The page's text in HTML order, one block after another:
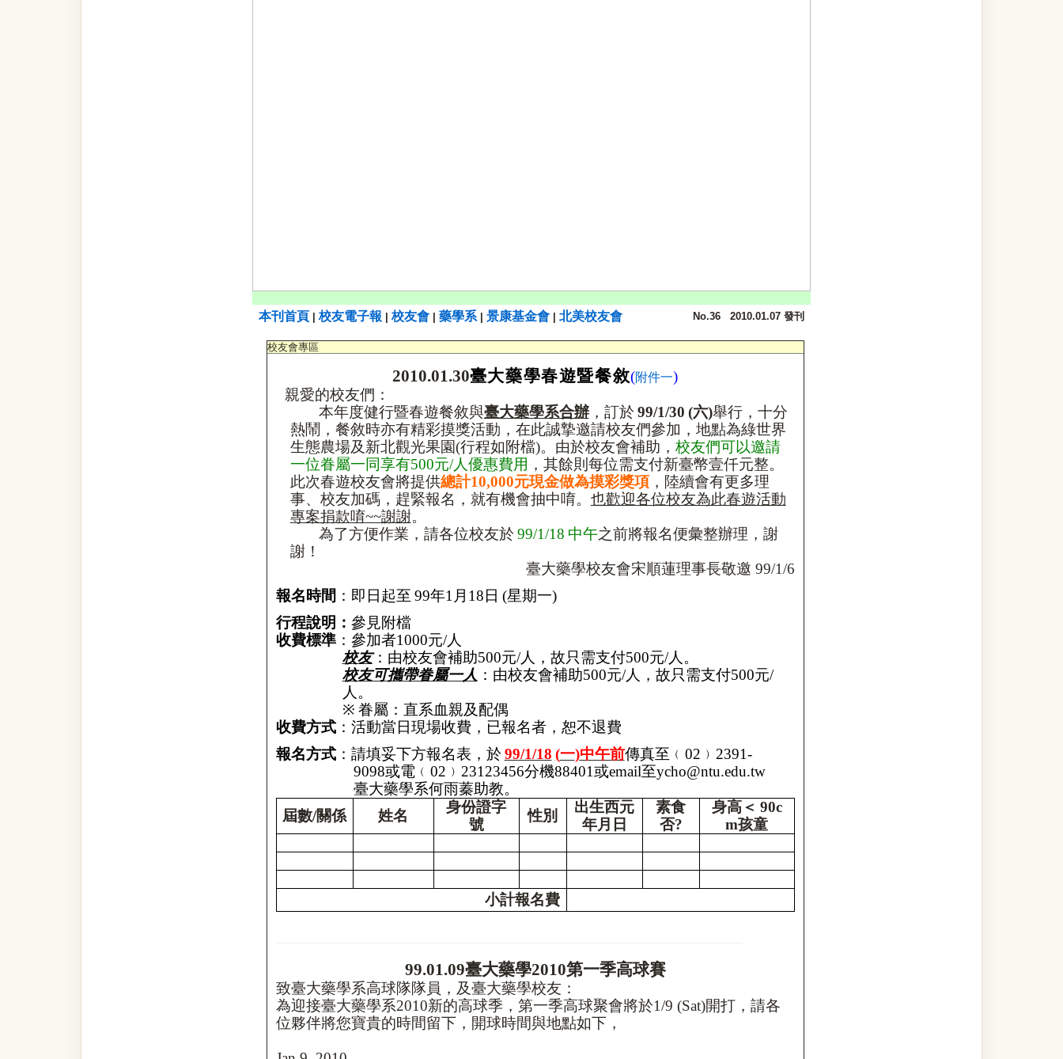
本刊首頁 校友電子報 校友會 藥學系| 景康基金會 北美校友會 No.36 2010.01.07 發刊
校友會專區
2010.01.30臺大藥學春遊暨餐敘(附件一)
親愛的校友們：
本年度健行暨春遊餐敘與臺大藥學系合辦，訂於 99/1/30 (六)舉行，十分
熱鬧，餐敘時亦有精彩摸獎活動，在此誠摯邀請校友們參加，地點為綠世界
生態農場及新北觀光果園(行程如附檔)。由於校友會補助， 校友們可以邀請
一位眷屬一同享有500元/人優惠費用 ，其餘則 每位需支付新臺幣壹仟元整。
此次春遊校友會將提供總計10,000元現金做為摸彩獎項，陸續會有更多理
事、校友加碼，趕緊報名，就有機會抽中唷。 也歡迎各位校友為此春遊活動
專案捐款唷~~謝謝。
為了方便作業，請各位校友於 99/1/18 中午之前將報名便彙整辦理，謝
謝！
臺大藥學校友會宋順蓮理事長敬邀 99/1/6
報名時間 ：即日起至 99年1 月 18 日 (星期一)
行程說明： 參見附檔
收費標準：參加者1000元/人
校友：由校友會補助500元/人，故只需支付500元/人。
校友可攜帶眷屬一人 ：由校友會補助500元/人，故只需支付500元/
人。
※ 眷屬：直系血親及配偶
收費方式：活動當日現場收費，已報名者，恕不退費
報名方式：請填妥下方報名表，於 99/1/18 (一)中午前傳真至 ﹙ 02 ﹚ 2391-
9098或電﹙ 02 ﹚ 23123456分機88401或email至ycho@ntu.edu.tw
臺大藥學系何雨蓁助教。
屆數/關係 姓名
身份證字
號
性別
出生西元
年月日
素食
否?
身高＜ 90c
m孩童
小計報名費
99.01.09臺大藥學2010第一季高球賽
致臺大藥學系高球隊隊員，及臺大藥學校友：
為迎接臺大藥學系2010新的高球季，第一季高球聚會將於1/9 (Sat)開打，請各
位夥伴將您寶貴的時間留下，開球時間與地點如下，